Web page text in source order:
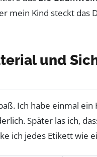
mein Kind steckt das
und
Ich habe einmal
Später las ich,
ich jedes Etikett wie